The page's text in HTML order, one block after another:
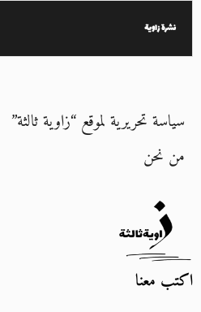
نشرة زاوية
سياسة تحريرية لموقع “زاوية ثالثة”
من نحن
اكتب معنا